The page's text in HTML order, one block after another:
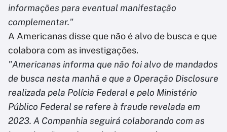
informações para eventual manifestação
complementar."
A Americanas disse que não é alvo de busca e que
colabora com as investigações.
"Americanas informa que não foi alvo de mandados
de busca nesta manhã e que a Operação Disclosure
realizada pela Polícia Federal e pelo Ministério
Público Federal se refere à fraude revelada em
2023. A Companhia seguirá colaborando com as